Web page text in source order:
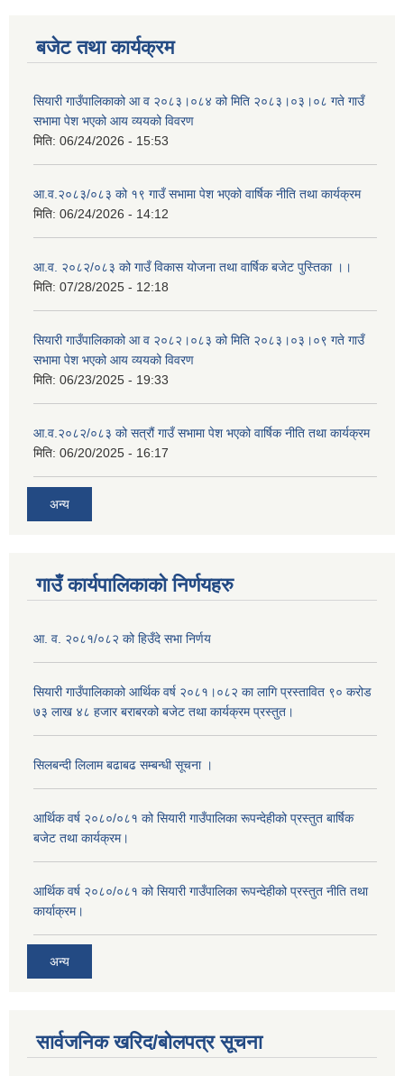
बजेट तथा कार्यक्रम
सियारी गाउँपालिकाको आ व २०८३।०८४ को मिति २०८३।०३।०८ गते गाउँ
सभामा पेश भएको आय व्ययको विवरण
मिति: 06/24/2026 - 15:53
आ.व.२०८३/०८३ को १९ गाउँ सभामा पेश भएको वार्षिक नीति तथा कार्यक्रम
मिति: 06/24/2026 - 14:12
आ.व. २०८२/०८३ को गाउँ विकास योजना तथा वार्षिक बजेट पुस्तिका ।।
मिति: 07/28/2025 - 12:18
सियारी गाउँपालिकाको आ व २०८२।०८३ को मिति २०८३।०३।०९ गते गाउँ
सभामा पेश भएको आय व्ययको विवरण
मिति: 06/23/2025 - 19:33
आ.व.२०८२/०८३ को सत्रौं गाउँ सभामा पेश भएको वार्षिक नीति तथा कार्यक्रम
मिति: 06/20/2025 - 16:17
अन्य
गाउँ कार्यपालिकाको निर्णयहरु
आ. व. २०८१/०८२ को हिउँदे सभा निर्णय
सियारी गाउँपालिकाको आर्थिक वर्ष २०८१।०८२ का लागि प्रस्तावित ९० करोड
७३ लाख ४८ हजार बराबरको बजेट तथा कार्यक्रम प्रस्तुत।
सिलबन्दी लिलाम बढाबढ सम्बन्धी सूचना ।
आर्थिक वर्ष २०८०/०८१ को सियारी गाउँपालिका रूपन्देहीको प्रस्तुत बार्षिक
बजेट तथा कार्यक्रम।
आर्थिक वर्ष २०८०/०८१ को सियारी गाउँपालिका रूपन्देहीको प्रस्तुत नीति तथा
कार्याक्रम।
अन्य
सार्वजनिक खरिद/बोलपत्र सूचना